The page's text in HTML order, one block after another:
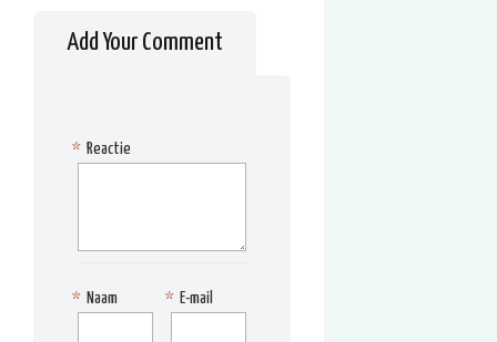
Add Your Comment
Reactie
*
Naam
* E-mail
*